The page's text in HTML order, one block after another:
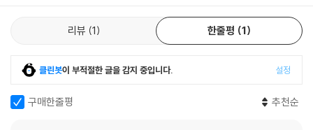
리뷰 1 한줄평 1
클린봇이 부적절한 글을 감지 중입니다. 설정
구매한줄평 추천순